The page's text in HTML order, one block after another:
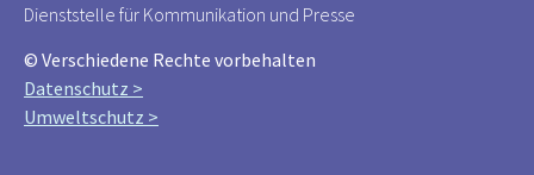
Dienststelle für Kommunikation und Presse
© Verschiedene Rechte vorbehalten
Datenschutz >
Umweltschutz >